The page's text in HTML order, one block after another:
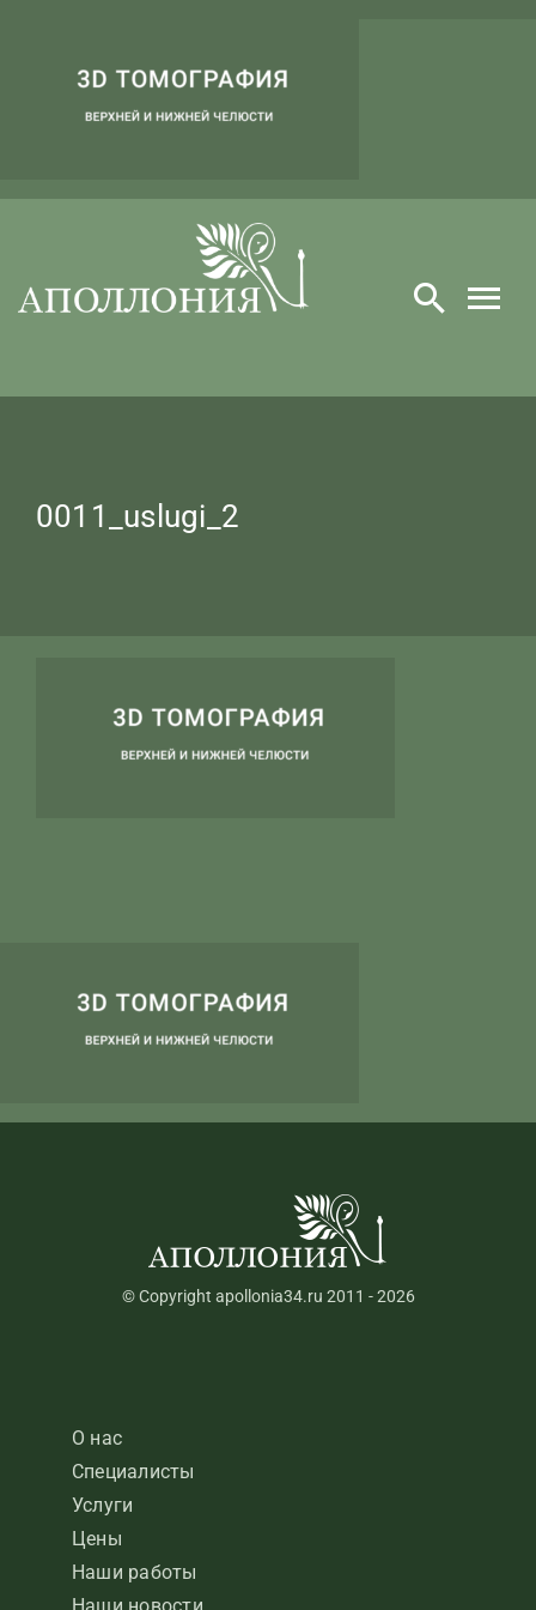
0011_uslugi_2
© Copyright apollonia34.ru 2011 - 2026
О нас
Специалисты
Услуги
Цены
Наши работы
Наши новости